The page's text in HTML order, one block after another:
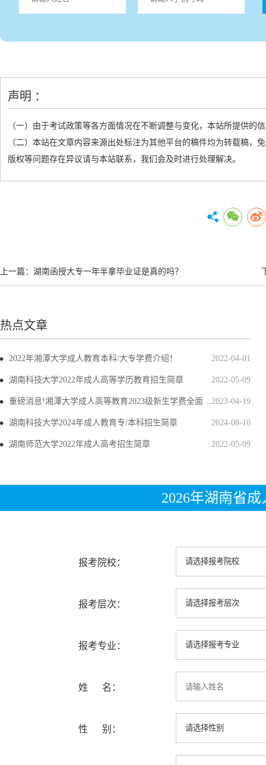
声明 ：
（一）由于考试政策等各方面情况在不断调整与变化，本站所提供的
（二）本站在文章内容来源出处标注为其他平台的稿件均为转载稿
版权等问题存在异议请与本站联系，我们会及时进行处理解决。
上一篇： 湖南函授大专一年半拿毕业证是真的吗？
热点文章
2022-04-01
2022年湘潭大学成人教育本科/大专学费介绍！
2022-05-09
湖南科技大学2022年成人高等学历教育招生简章
2023-04-19
重磅消息!湘潭大学成人高等教育2023级新生学费全面上调
2024-08-10
湖南科技大学2024年成人教育专/本科招生简章
2022-05-09
湖南师范大学2022年成人高考招生简章
2026年湖南省
报考院校：
报考层次：
报考专业：
姓 名：
性 别：